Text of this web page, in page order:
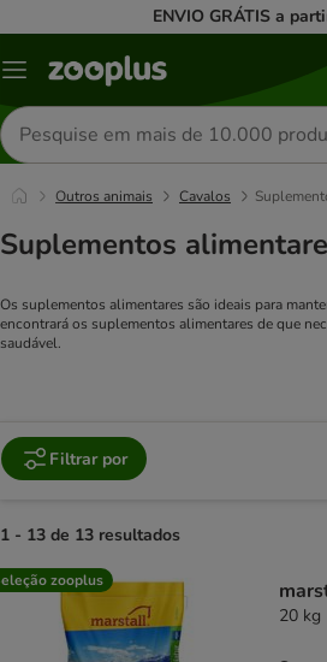
ENVIO GRÁTIS a
Menu
Pesquisar
produtos
Outros animais Cavalos
Suplementos
Os suplementos alimentares são ideais para
encontrará os suplementos alimentares de que
saudável.
Filtrar por
1 - 13 de 13 resultados
product items have been changed
zooplus
20 kg